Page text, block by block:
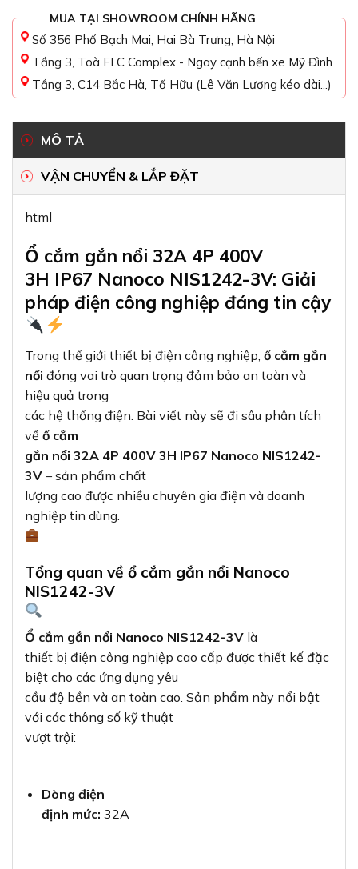
MUA TẠI SHOWROOM CHÍNH HÃNG
Số 356 Phố Bạch Mai, Hai Bà Trưng, Hà Nội
Tầng 3, Toà FLC Complex - Ngay cạnh bến xe Mỹ Đình
Tầng 3, C14 Bắc Hà, Tố Hữu (Lê Văn Lương kéo dài...)
MÔ TẢ
VẬN CHUYỂN & LẮP ĐẶT
html
Ổ cắm gắn nổi 32A 4P 400V
3H IP67 Nanoco NIS1242-3V: Giải
pháp điện công nghiệp đáng tin cậy
Trong thế giới thiết bị điện công nghiệp, ổ cắm gắn
nổi đóng vai trò quan trọng đảm bảo an toàn và
hiệu quả trong
các hệ thống điện. Bài viết này sẽ đi sâu phân tích
về ổ cắm
gắn nổi 32A 4P 400V 3H IP67 Nanoco NIS1242-
3V – sản phẩm chất
lượng cao được nhiều chuyên gia điện và doanh
nghiệp tin dùng.
Tổng quan về ổ cắm gắn nổi Nanoco
NIS1242-3V
Ổ cắm gắn nổi Nanoco NIS1242-3V là
thiết bị điện công nghiệp cao cấp được thiết kế đặc
biệt cho các ứng dụng yêu
cầu độ bền và an toàn cao. Sản phẩm này nổi bật
với các thông số kỹ thuật
vượt trội:
Dòng điện
định mức: 32A